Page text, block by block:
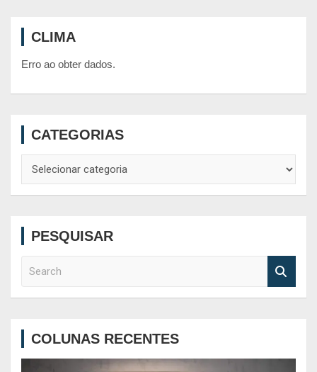
CLIMA
Erro ao obter dados.
CATEGORIAS
PESQUISAR
COLUNAS RECENTES